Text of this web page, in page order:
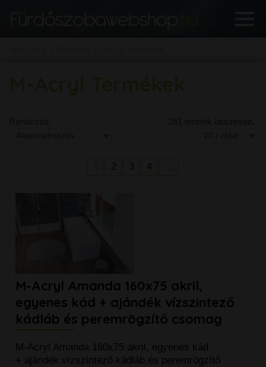
2 3 4
M-Acryl Amanda 160x75 akril,
egyenes kád + ajándék vízszintező
kádláb és peremrögzítő csomag
M-Acryl Amanda 160x75 akril, egyenes kád
+ ajándék vízszintező kádláb és peremrögzítő